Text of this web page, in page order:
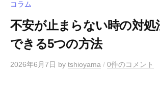
コラム
不安が止まらない時の対処
できる5つの方法
2026年6月7日 by tshioyama / 0件のコメント